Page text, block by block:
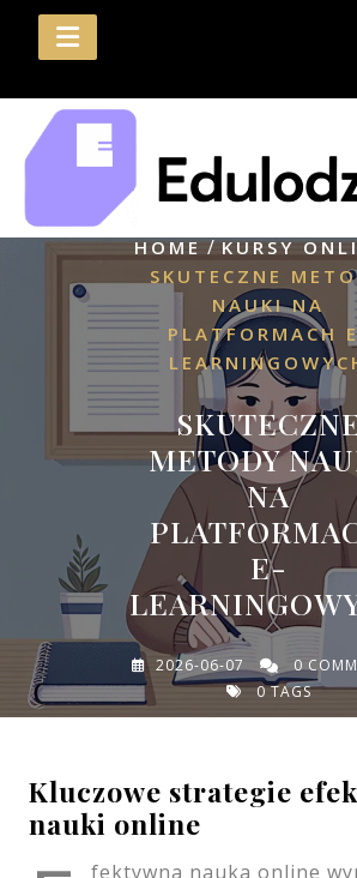
Skip
HOME/KURSY
SKUTECZNE
NAUKI NA
PLATFORMACH
METODY
NA
E-
2026-06-07
0
0 TAGS
Kluczowe strategie
nauki online
fektywna nauka online